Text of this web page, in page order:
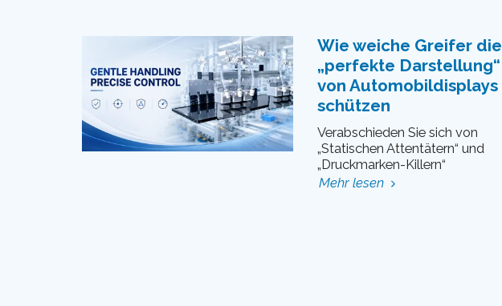
Wie weiche Greifer die
„perfekte Darstellung“
von Automobildisplays
schützen
Verabschieden Sie sich von
„Statischen Attentätern“ und
„Druckmarken-Killern“
Mehr lesen